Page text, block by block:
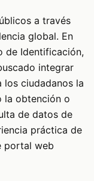
a través
global. En
de Identificación,
integrar
los ciudadanos la
la obtención o
de datos de
práctica de
portal web